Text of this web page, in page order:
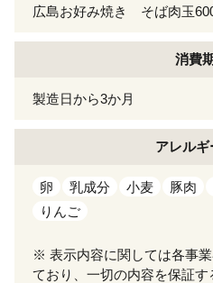
広島お好み焼き そば肉玉
消費
製造日から3か月
アレルギ
卵 乳成分 小麦 豚肉
りんご
※ 表示内容に関しては各事
ており、一切の内容を保証す